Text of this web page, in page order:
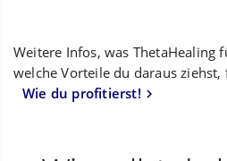
Weitere Infos, was ThetaHealing
welche Vorteile du daraus
Wie du profitierst!